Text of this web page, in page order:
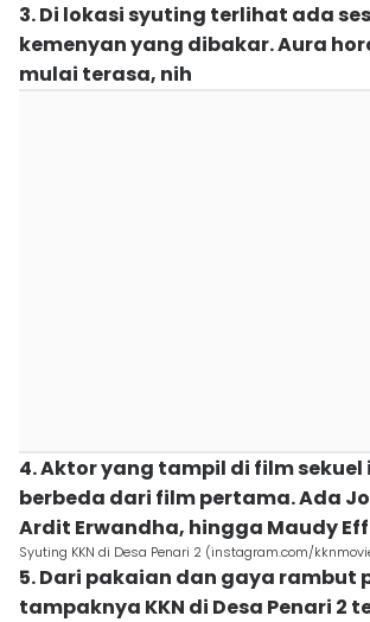
3. Di lokasi syuting terlihat ada
kemenyan yang dibakar. Aura
mulai terasa, nih
4. Aktor yang tampil di film sekuel
berbeda dari film pertama. Ada
Ardit Erwandha, hingga Maudy
Syuting KKN di Desa Penari 2 (instagram.com/
5. Dari pakaian dan gaya rambut
tampaknya KKN di Desa Penari 2